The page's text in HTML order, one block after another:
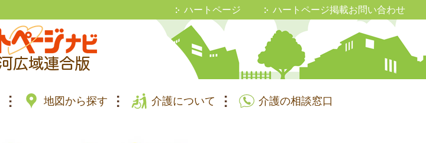
ハートページ ハートページ掲載お問い合わせ
地図から探す 介護について 介護の相談窓口